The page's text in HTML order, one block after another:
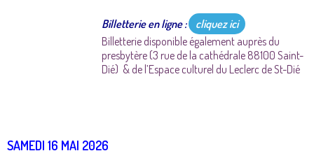
Billetterie en ligne :
cliquez ici
Billetterie disponible également auprès du
presbytère (3 rue de la cathédrale 88100 Saint-
Dié) & de l’Espace culturel du Leclerc de St-Dié
SAMEDI 16 MAI 2026